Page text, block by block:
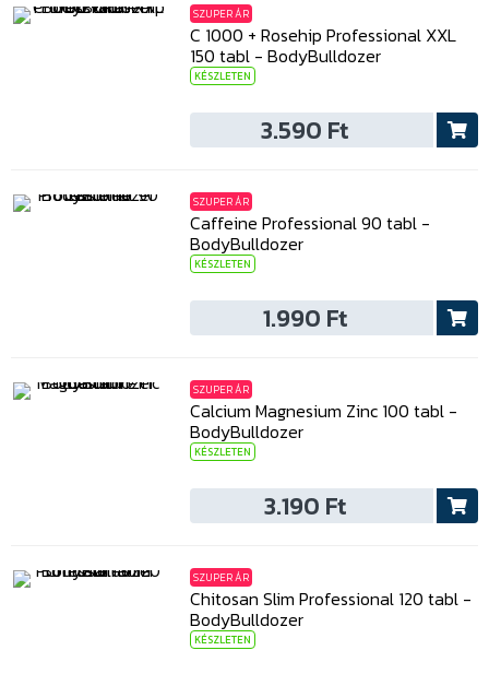
SZUPER ÁR
C 1000 + Rosehip Professional XXL
150 tabl - BodyBulldozer
KÉSZLETEN
3.590 Ft
SZUPER ÁR
Caffeine Professional 90 tabl -
BodyBulldozer
KÉSZLETEN
1.990 Ft
SZUPER ÁR
Calcium Magnesium Zinc 100 tabl -
BodyBulldozer
KÉSZLETEN
3.190 Ft
SZUPER ÁR
Chitosan Slim Professional 120 tabl -
BodyBulldozer
KÉSZLETEN